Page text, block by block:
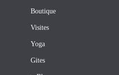
Boutique
Visites
Yoga
Gites